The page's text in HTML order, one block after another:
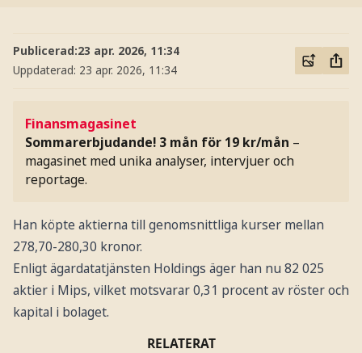
Publicerad:23 apr. 2026, 11:34
Uppdaterad: 23 apr. 2026, 11:34
Finansmagasinet
Sommarerbjudande! 3 mån för 19 kr/mån –
magasinet med unika analyser, intervjuer och
reportage.
Han köpte aktierna till genomsnittliga kurser mellan
278,70-280,30 kronor.
Enligt ägardatatjänsten Holdings äger han nu 82 025
aktier i Mips, vilket motsvarar 0,31 procent av röster och
kapital i bolaget.
RELATERAT